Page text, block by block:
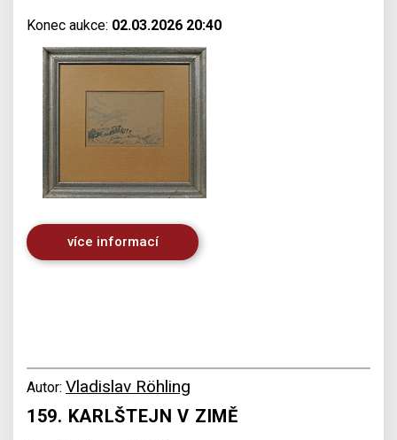
Konec aukce: 02.03.2026 20:40
více informací
Autor: Vladislav Röhling
159. KARLŠTEJN V ZIMĚ